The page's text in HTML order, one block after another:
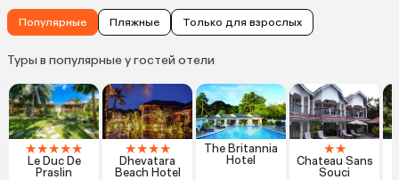
Популярные Пляжные Только для взрослых
Туры в популярные у гостей отели
★★★★★
Le Duc De
Praslin
★★★★
Dhevatara
Beach Hotel
The Britannia
Hotel
★★
Chateau Sans
Souci